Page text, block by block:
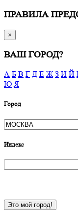
ПРАВИЛА
×
ВАШ ГОРОД?
А Б В Г Д Е Ж З И Й
Ю Я
Город
Индекс
Это мой город!